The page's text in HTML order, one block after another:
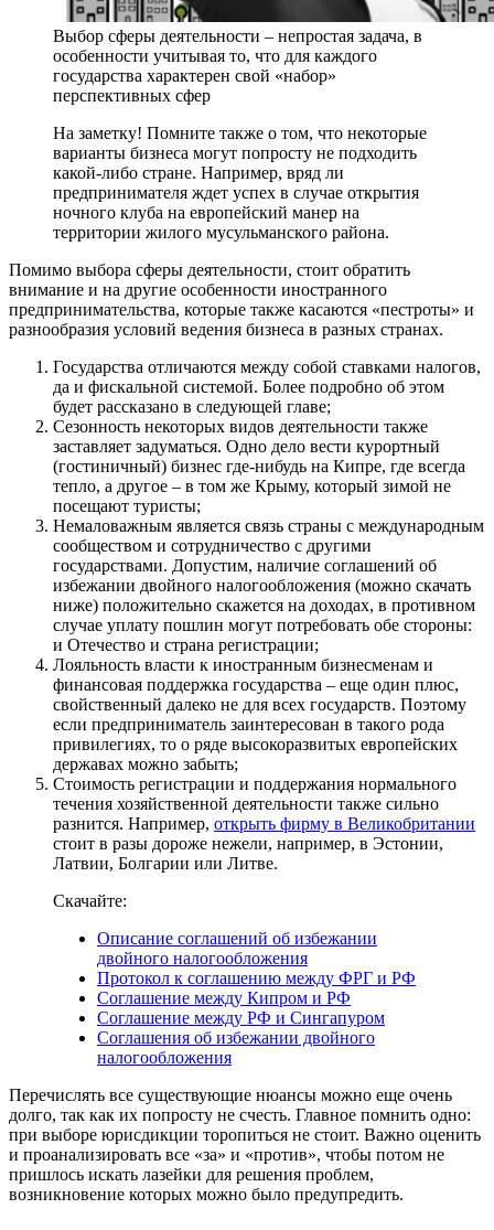
Выбор сферы деятельности – непростая задача, в
особенности учитывая то, что для каждого
государства характерен свой «набор»
перспективных сфер
На заметку! Помните также о том, что некоторые
варианты бизнеса могут попросту не подходить
какой-либо стране. Например, вряд ли
предпринимателя ждет успех в случае открытия
ночного клуба на европейский манер на
территории жилого мусульманского района.
Помимо выбора сферы деятельности, стоит обратить
внимание и на другие особенности иностранного
предпринимательства, которые также касаются «пестроты» и
разнообразия условий ведения бизнеса в разных странах.
Государства отличаются между собой ставками налогов,
да и фискальной системой. Более подробно об этом
будет рассказано в следующей главе;
Сезонность некоторых видов деятельности также
заставляет задуматься. Одно дело вести курортный
(гостиничный) бизнес где-нибудь на Кипре, где всегда
тепло, а другое – в том же Крыму, который зимой не
посещают туристы;
Немаловажным является связь страны с международным
сообществом и сотрудничество с другими
государствами. Допустим, наличие соглашений об
избежании двойного налогообложения (можно скачать
ниже) положительно скажется на доходах, в противном
случае уплату пошлин могут потребовать обе стороны:
и Отечество и страна регистрации;
Лояльность власти к иностранным бизнесменам и
финансовая поддержка государства – еще один плюс,
свойственный далеко не для всех государств. Поэтому
если предприниматель заинтересован в такого рода
привилегиях, то о ряде высокоразвитых европейских
державах можно забыть;
Стоимость регистрации и поддержания нормального
течения хозяйственной деятельности также сильно
разнится. Например, открыть фирму в Великобритании
стоит в разы дороже нежели, например, в Эстонии,
Латвии, Болгарии или Литве.
Скачайте:
Описание соглашений об избежании
двойного налогообложения
Протокол к соглашению между ФРГ и РФ
Соглашение между Кипром и РФ
Соглашение между РФ и Сингапуром
Соглашения об избежании двойного
налогообложения
Перечислять все существующие нюансы можно еще очень
долго, так как их попросту не счесть. Главное помнить одно:
при выборе юрисдикции торопиться не стоит. Важно оценить
и проанализировать все «за» и «против», чтобы потом не
пришлось искать лазейки для решения проблем,
возникновение которых можно было предупредить.